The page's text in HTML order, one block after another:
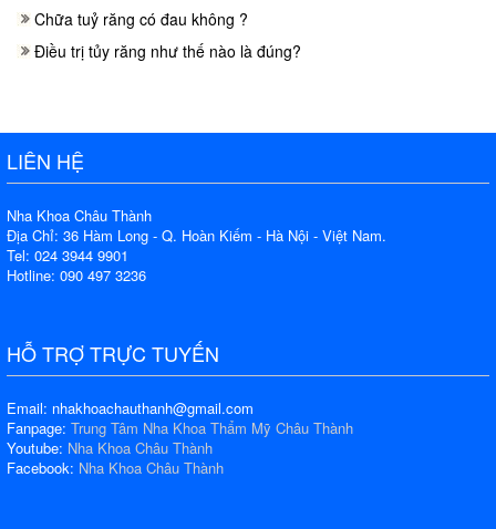
Chữa tuỷ răng có đau không ?
Điều trị tủy răng như thế nào là đúng?
LIÊN HỆ
Nha Khoa Châu Thành
Địa Chỉ: 36 Hàm Long - Q. Hoàn Kiếm - Hà Nội - Việt Nam.
Tel: 024 3944 9901
Hotline: 090 497 3236
HỖ TRỢ TRỰC TUYẾN
Email: nhakhoachauthanh@gmail.com
Fanpage: Trung Tâm Nha Khoa Thẩm Mỹ Châu Thành
Youtube: Nha Khoa Châu Thành
Facebook: Nha Khoa Châu Thành